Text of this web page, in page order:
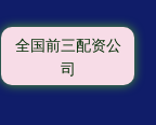
全国前三配资公
司